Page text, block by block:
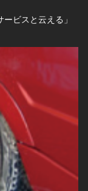
ビスと云える」